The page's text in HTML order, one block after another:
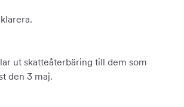
ut skatteåterbäring till dem som
den 3 maj.